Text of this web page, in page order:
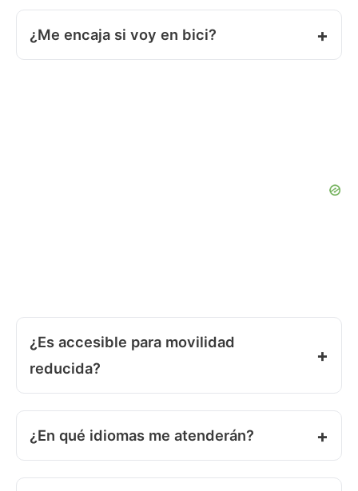
¿Me encaja si voy en bici?
¿Es accesible para movilidad
reducida?
¿En qué idiomas me atenderán?